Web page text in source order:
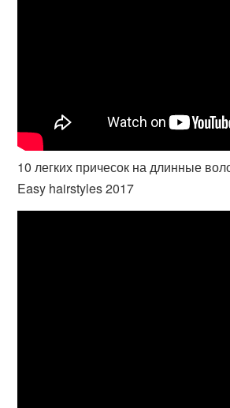
10 легких причесок на длинные
Easy hairstyles 2017